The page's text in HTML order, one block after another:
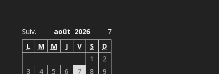
Suiv. 7
août 2026
L
M M J V S
D
1
2
3
4 5 6 7 8 9